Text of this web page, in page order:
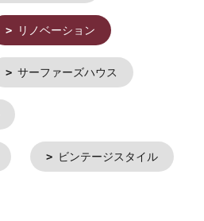
リノベーション
サーファーズハウス
ビンテージスタイル